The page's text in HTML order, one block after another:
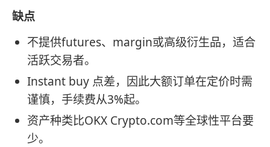
缺点
不提供futures、margin或高级衍生品，适合
活跃交易者。
Instant buy 点差，因此大额订单在定价时需
谨慎，手续费从3%起。
资产种类比OKX Crypto.com等全球性平台要
少。